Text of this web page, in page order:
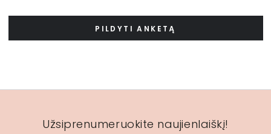
PILDYTI ANKETĄ
Užsiprenumeruokite naujienlaiškį!